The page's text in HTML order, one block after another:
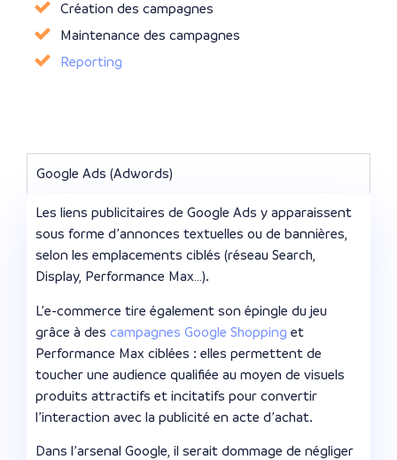
Création des campagnes
Maintenance des campagnes
Reporting
Google Ads (Adwords)
Les liens publicitaires de Google Ads y apparaissent
sous forme d’annonces textuelles ou de bannières,
selon les emplacements ciblés (réseau Search,
Display, Performance Max…).
L’e-commerce tire également son épingle du jeu
grâce à des campagnes Google Shopping et
Performance Max ciblées : elles permettent de
toucher une audience qualifiée au moyen de visuels
produits attractifs et incitatifs pour convertir
l’interaction avec la publicité en acte d’achat.
Dans l’arsenal Google, il serait dommage de négliger